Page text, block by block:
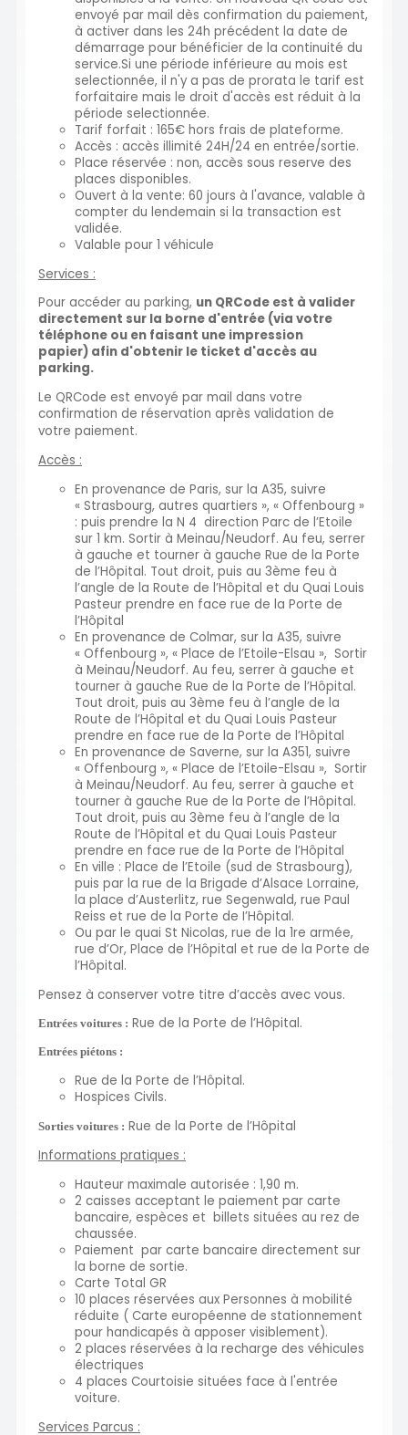
envoyé par mail dès confirmation du paiement,
à activer dans les 24h précédent la date de
démarrage pour bénéficier de la continuité du
service.Si une période inférieure au mois est
selectionnée, il n'y a pas de prorata le tarif est
forfaitaire mais le droit d'accès est réduit à la
période selectionnée.
Tarif forfait : 165€ hors frais de plateforme.
Accès : accès illimité 24H/24 en entrée/sortie.
Place réservée : non, accès sous reserve des
places disponibles.
Ouvert à la vente: 60 jours à l'avance, valable à
compter du lendemain si la transaction est
validée.
Valable pour 1 véhicule
Services :
Pour accéder au parking, un QRCode est à valider
directement sur la borne d'entrée (via votre
téléphone ou en faisant une impression
papier) afin d'obtenir le ticket d'accès au
parking.
Le QRCode est envoyé par mail dans votre
confirmation de réservation après validation de
votre paiement.
Accès :
En provenance de Paris, sur la A35, suivre
« Strasbourg, autres quartiers », « Offenbourg »
: puis prendre la N 4 direction Parc de l’Etoile
sur 1 km. Sortir à Meinau/Neudorf. Au feu, serrer
à gauche et tourner à gauche Rue de la Porte
de l’Hôpital. Tout droit, puis au 3ème feu à
l’angle de la Route de l’Hôpital et du Quai Louis
Pasteur prendre en face rue de la Porte de
l’Hôpital
En provenance de Colmar, sur la A35, suivre
« Offenbourg », « Place de l’Etoile-Elsau », Sortir
à Meinau/Neudorf. Au feu, serrer à gauche et
tourner à gauche Rue de la Porte de l’Hôpital.
Tout droit, puis au 3ème feu à l’angle de la
Route de l’Hôpital et du Quai Louis Pasteur
prendre en face rue de la Porte de l’Hôpital
En provenance de Saverne, sur la A351, suivre
« Offenbourg », « Place de l’Etoile-Elsau », Sortir
à Meinau/Neudorf. Au feu, serrer à gauche et
tourner à gauche Rue de la Porte de l’Hôpital.
Tout droit, puis au 3ème feu à l’angle de la
Route de l’Hôpital et du Quai Louis Pasteur
prendre en face rue de la Porte de l’Hôpital
En ville : Place de l’Etoile (sud de Strasbourg),
puis par la rue de la Brigade d’Alsace Lorraine,
la place d’Austerlitz, rue Segenwald, rue Paul
Reiss et rue de la Porte de I’Hôpital.
Ou par le quai St Nicolas, rue de la 1re armée,
rue d’Or, Place de l’Hôpital et rue de la Porte de
l’Hôpital.
Pensez à conserver votre titre d’accès avec vous.
Entrées voitures : Rue de la Porte de l’Hôpital.
Entrées piétons :
Rue de la Porte de l’Hôpital.
Hospices Civils.
Sorties voitures : Rue de la Porte de l’Hôpital
Informations pratiques :
Hauteur maximale autorisée : 1,90 m.
2 caisses acceptant le paiement par carte
bancaire, espèces et billets situées au rez de
chaussée.
Paiement par carte bancaire directement sur
la borne de sortie.
Carte Total GR
10 places réservées aux Personnes à mobilité
réduite ( Carte européenne de stationnement
pour handicapés à apposer visiblement).
2 places réservées à la recharge des véhicules
électriques
4 places Courtoisie situées face à l'entrée
voiture.
Services Parcus :